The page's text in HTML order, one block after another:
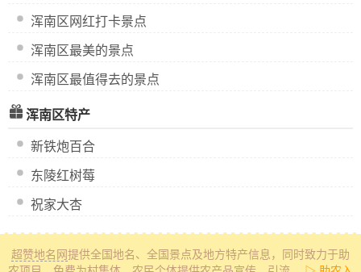
浑南区网红打卡景点
浑南区最美的景点
浑南区最值得去的景点
浑南区特产
新铁炮百合
东陵红树莓
祝家大杏
超赞地名网提供全国地名、全国景点及地方特产信息 ，同时致力于助